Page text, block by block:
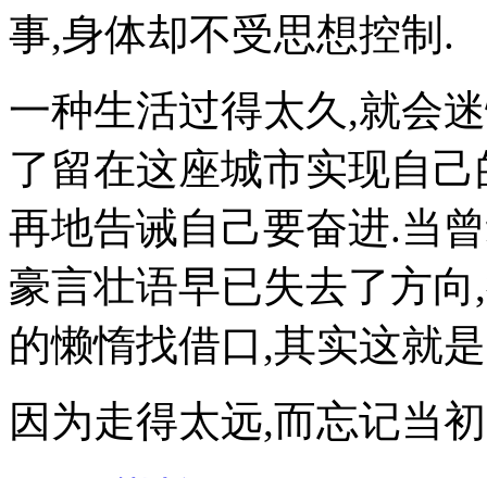
事,身体却不受思想控制.
一种生活过得太久,就会
了留在这座城市实现自
再地告诫自己要奋进.当
豪言壮语早已失去了方
的懒惰找借口,其实这就
因为走得太远,而忘记当